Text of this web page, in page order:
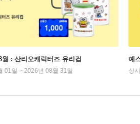
월 : 산리오캐릭터즈 유리컵
01일 ~ 2026년 08월 31일
예
상시